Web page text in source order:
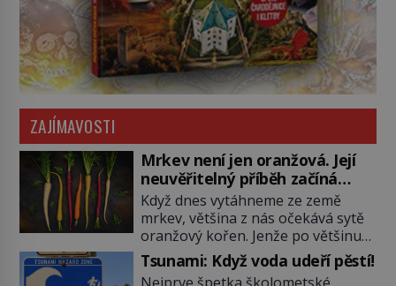
ZAJÍMAVOSTI
Mrkev není jen oranžová. Její
neuvěřitelný příběh začíná
fialovou barvou
Když dnes vytáhneme ze země
mrkev, většina z nás očekává sytě
oranžový kořen. Jenže po většinu
své historie je mrkev všechno
možné, jen ne oranžová. Je fialová,
Tsunami: Když voda udeří pěstí!